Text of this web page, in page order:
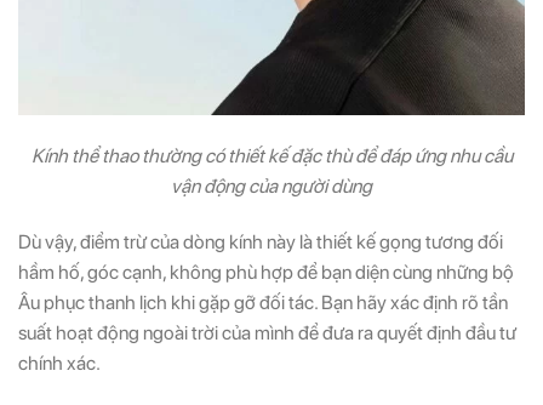
Kính thể thao thường có thiết kế đặc thù để đáp ứng nhu cầu
vận động của người dùng
Dù vậy, điểm trừ của dòng kính này là thiết kế gọng tương đối
hầm hố, góc cạnh, không phù hợp để bạn diện cùng những bộ
Âu phục thanh lịch khi gặp gỡ đối tác. Bạn hãy xác định rõ tần
suất hoạt động ngoài trời của mình để đưa ra quyết định đầu tư
chính xác.